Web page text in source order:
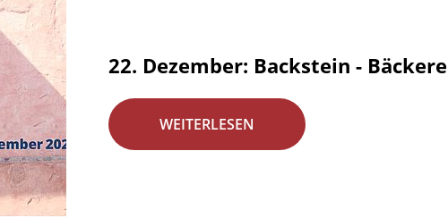
22. Dezember: Backstein -
WEITERLESEN